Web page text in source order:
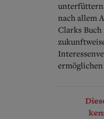
unterfüttern.
nach allem
Clarks